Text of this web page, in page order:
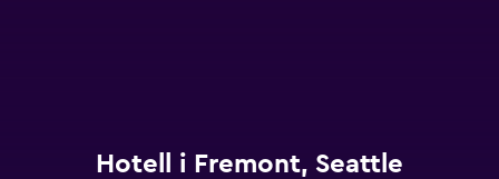
Hotell i Fremont, Seattle